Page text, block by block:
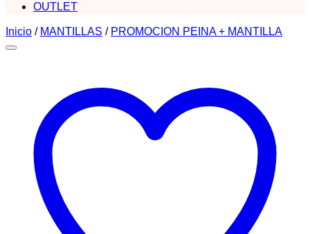
OUTLET
Inicio / MANTILLAS / PROMOCION PEINA + MANTILLA